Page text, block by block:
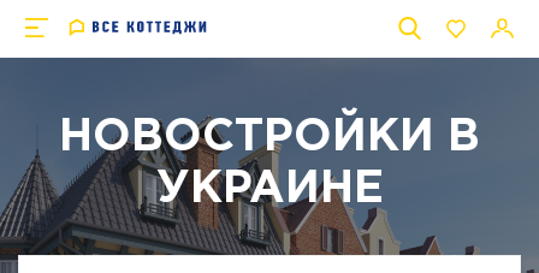
НОВОСТРОЙКИ В
УКРАИНЕ